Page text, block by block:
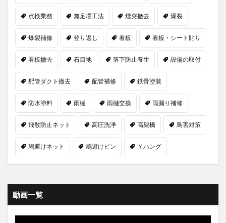
点検業務 無足場工法 煙突撤去 爆裂
爆裂補修 登り返し 看板 看板・シート貼り
看板撤去 石目地 落下防止養生 設備の取付
配管ダクト撤去 配管補修 鉄骨塗装
防水塗料 雨樋 雨樋交換 雨漏り補修
飛散防止ネット 高圧洗浄 高架橋 鳥害対策
鳩避けネット 鳩避けピン Ｙハング
動画一覧
動